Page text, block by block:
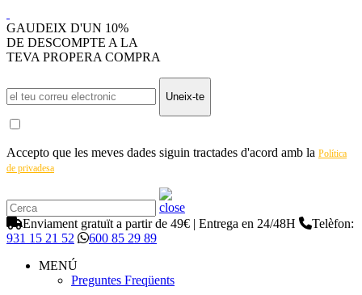
GAUDEIX D'UN 10%
DE DESCOMPTE A LA
TEVA PROPERA COMPRA
Uneix-te
Accepto que les meves dades siguin tractades d'acord amb la Política
de privadesa
Enviament gratuït a partir de 49€ | Entrega en 24/48H
Telèfon:
931 15 21 52
600 85 29 89
MENÚ
Preguntes Freqüents